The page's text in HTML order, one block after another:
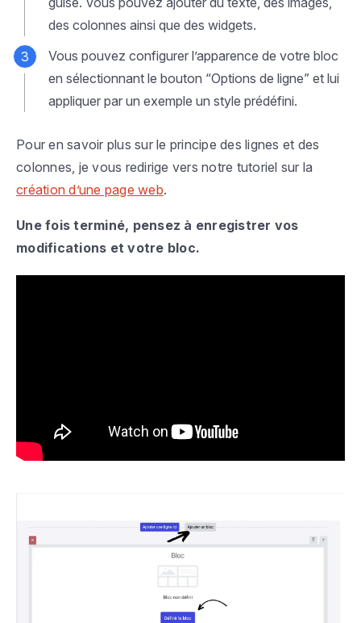
des colonnes ainsi que des widgets.
Vous pouvez configurer l’apparence de votre bloc
en sélectionnant le bouton “Options de ligne” et lui
appliquer par un exemple un style prédéfini.
Pour en savoir plus sur le principe des lignes et des
colonnes, je vous redirige vers notre tutoriel sur la
création d’une page web.
Une fois terminé, pensez à enregistrer vos
modifications et votre bloc.